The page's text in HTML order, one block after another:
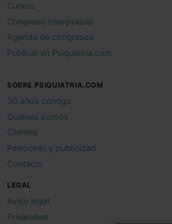
Cursos
Congreso Interpsiquis
Agenda de congresos
Publicar en Psiquiatria.com
SOBRE PSIQUIATRIA.COM
30 años contigo
Quiénes somos
Clientes
Patrocinio y publicidad
Contacto
LEGAL
Aviso legal
Privacidad